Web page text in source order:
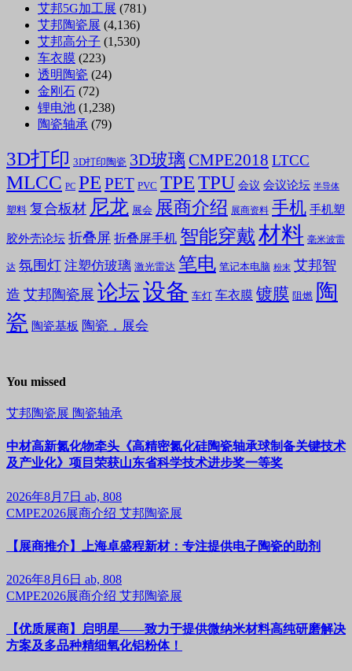
艾邦5G加工展 (781)
艾邦陶瓷展 (4,136)
艾邦高分子 (1,530)
车衣膜 (223)
透明陶瓷 (24)
金刚石 (72)
锂电池 (1,238)
陶瓷轴承 (79)
3D打印 3D打印陶瓷 3D玻璃 CMPE2018 LTCC
MLCC PC PE PET PVC TPETPU 会议 会议论坛 半导体
塑料 复合板材 尼龙 展会 展商介绍 展商资料 手机 手机塑
胶外壳论坛 折叠屏 折叠屏手机 智能穿戴材料 毫米波雷
达 氛围灯 注塑仿玻璃 激光雷达 笔电 笔记本电脑 粉末 艾邦智
造 艾邦陶瓷展 论坛设备 车灯 车衣膜 镀膜 阻燃 陶
瓷 陶瓷基板 陶瓷，展会
You missed
艾邦陶瓷展 陶瓷轴承
中材高新氮化物牵头《高精密氮化硅陶瓷轴承球制备关键技术
及产业化》项目荣获山东省科学技术进步奖一等奖
2026年8月7日 ab, 808
CMPE2026展商介绍 艾邦陶瓷展
【展商推介】上海卓盛程新材：专注提供电子陶瓷的助剂
2026年8月6日 ab, 808
CMPE2026展商介绍 艾邦陶瓷展
【优质展商】启明星——致力于提供微纳米材料高纯研磨解决
方案及多品种精细氧化铝粉体！